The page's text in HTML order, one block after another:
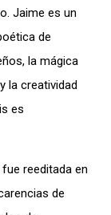
Jaime es un
de
la mágica
la creatividad
es
reeditada en
de